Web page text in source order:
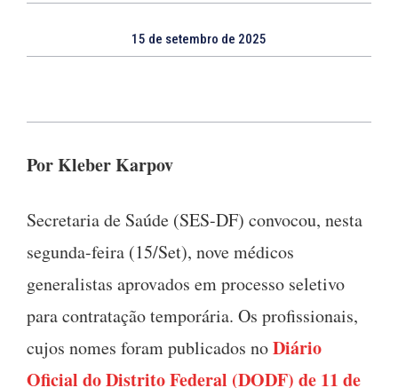
15 de setembro de 2025
Por Kleber Karpov
Secretaria de Saúde (SES-DF) convocou, nesta
segunda-feira (15/Set), nove médicos
generalistas aprovados em processo seletivo
para contratação temporária. Os profissionais,
cujos nomes foram publicados noDiário
Oficial do Distrito Federal (DODF) de 11 de